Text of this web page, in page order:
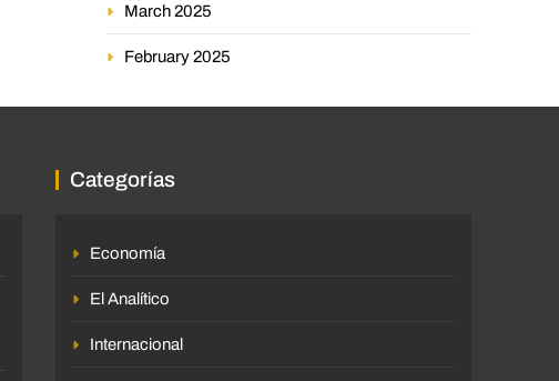
March 2025
February 2025
Categorías
Economía
El Analítico
Internacional